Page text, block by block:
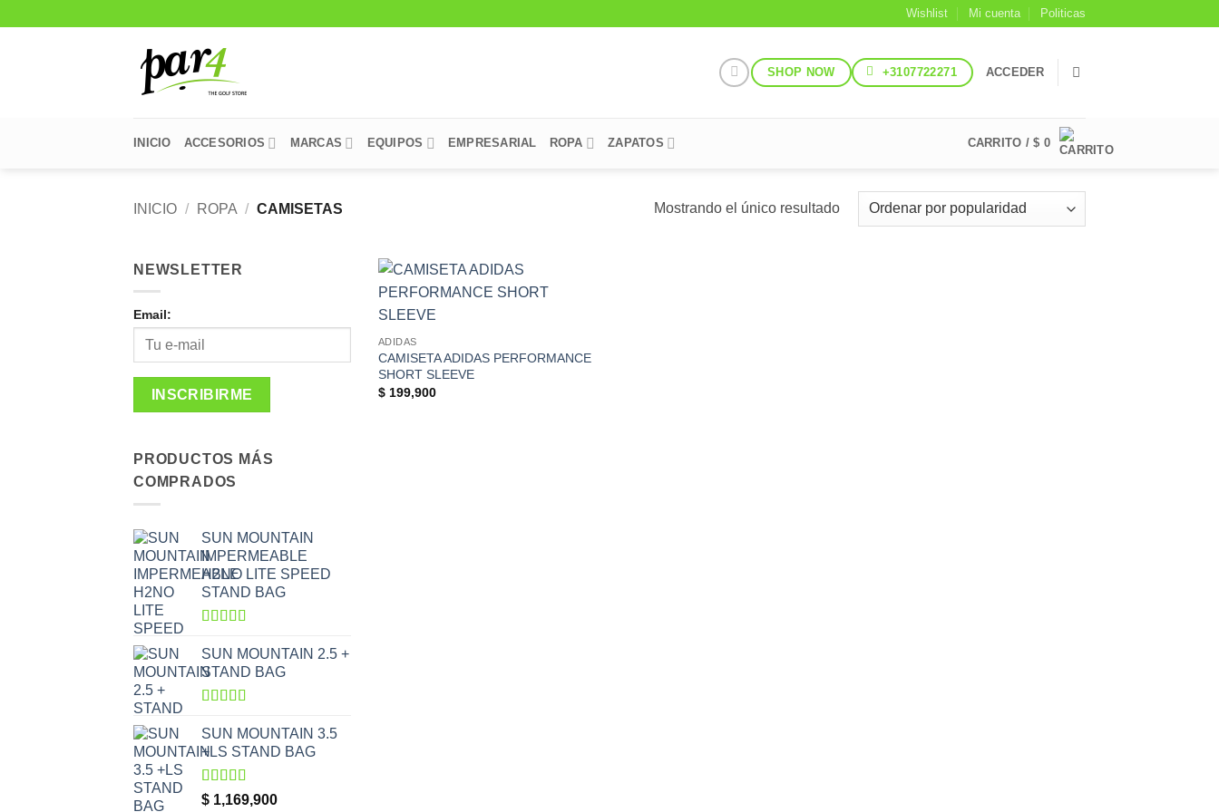
Wishlist Mi cuenta Politicas
SHOP NOW +3107722271 ACCEDER
INICIO ACCESORIOS MARCAS EQUIPOS EMPRESARIAL ROPA ZAPATOS CARRITO /$ 0
INICIO / ROPA / CAMISETAS Mostrando el único resultado
NEWSLETTER
Email:
PRODUCTOS MÁS
COMPRADOS
SUN MOUNTAIN
IMPERMEABLE
H2NO LITE SPEED
STAND BAG
con5.00de
5
SUN MOUNTAIN 2.5 +
STAND BAG
con5.00de
5
SUN MOUNTAIN 3.5
+LS STAND BAG
Valorado
$ 1,169,900
ADIDAS
CAMISETA ADIDAS PERFORMANCE
SHORT SLEEVE
$199,900